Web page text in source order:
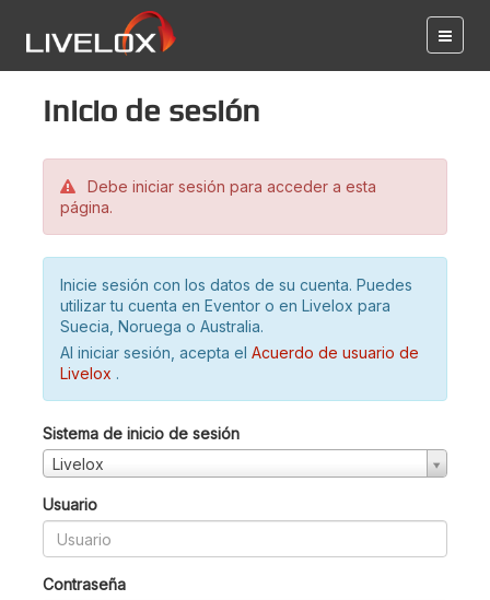
Inicio de sesión
Debe iniciar sesión para acceder a esta
página.
Inicie sesión con los datos de su cuenta. Puedes
utilizar tu cuenta en Eventor o en Livelox para
Suecia, Noruega o Australia.
Al iniciar sesión, acepta el Acuerdo de usuario de
Livelox .
Sistema de inicio de sesión
Livelox
Usuario
Contraseña